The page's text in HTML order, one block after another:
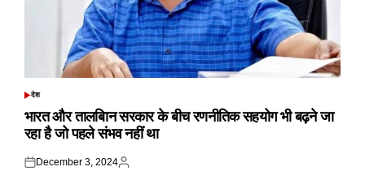
POSTED
देश
भारत और तालबिान सरकार के बीच रणनीतिक सहयोग भी बढ़ने जा
रहा है जो पहले संभव नहीं था
Posted
December 3, 2024
Posted